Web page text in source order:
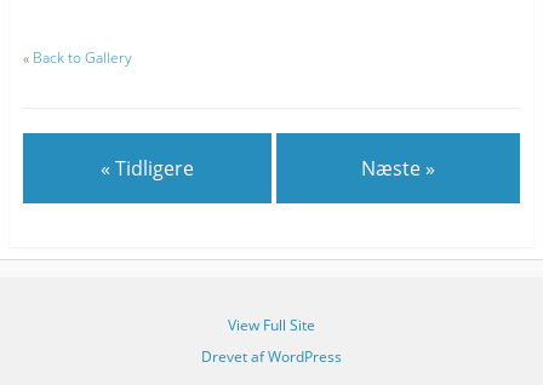
« Back to Gallery
« Tidligere Næste »
View Full Site
Drevet af WordPress